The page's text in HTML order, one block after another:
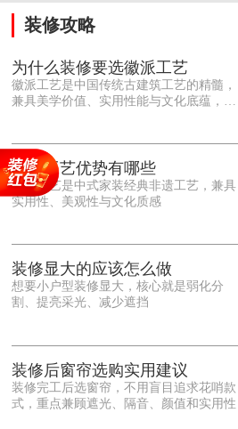
装修攻略
为什么装修要选徽派工艺
徽派工艺是中国传统古建筑工艺的精髓，
兼具美学价值、实用性能与文化底蕴，优
雕细琢的砖、木、石雕为特色，线条古朴
大气，意境悠远，自带东方中式雅致韵
味，耐看且不易过时。<o:p></o:p> 在工
艺品质上，徽派工艺遵循古法匠心工序，
保耐用，抗风化、耐腐蚀，使用
徽派工艺优势有哪些
徽派工艺是中式家装经典非遗工艺，兼具
实用性、美观性与文化质感
装修显大的应该怎么做
想要小户型装修显大，核心就是弱化分
割、提亮采光、减少遮挡
装修后窗帘选购实用建议
装修完工后选窗帘，不用盲目追求花哨款
式，重点兼顾遮光、隔音、颜值和实用性